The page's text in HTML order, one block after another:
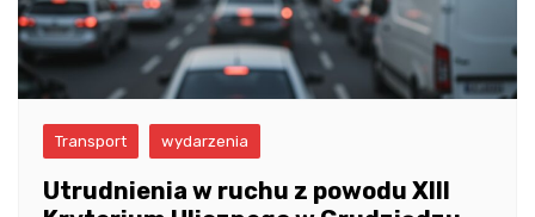
Transport wydarzenia
Utrudnienia w ruchu z powodu XIII